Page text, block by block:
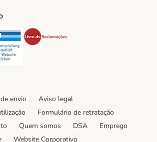
Security
envio
Aviso legal
Formulário de retratação
Quem somos DSA
Emprego
Website Corporativo